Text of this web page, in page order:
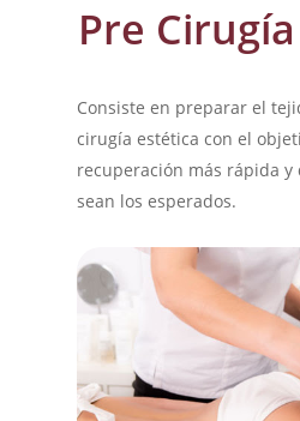
Pre
Consiste en preparar el
cirugía estética con el
recuperación más rápida y
sean los esperados.